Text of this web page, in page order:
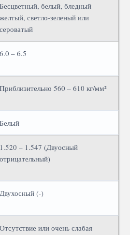
Бесцветный, белый, бледный
желтый, светло-зеленый или
сероватый
6.0 – 6.5
Приблизительно 560 – 610 кг/мм²
Белый
1.520 – 1.547 (Двуосный
отрицательный)
Двухосный (-)
Отсутствие или очень слабая